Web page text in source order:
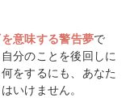
意味する警告夢で
分のことを後回しに
をするにも、あなた
いけません。